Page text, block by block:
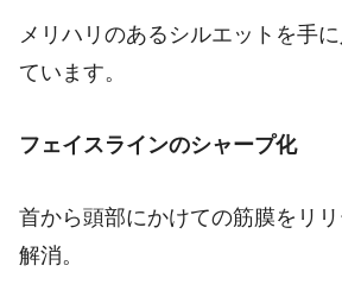
メリハリのあるシルエットを手
ています。
フェイスラインのシャープ化
首から頭部にかけての筋膜をリ
解消。